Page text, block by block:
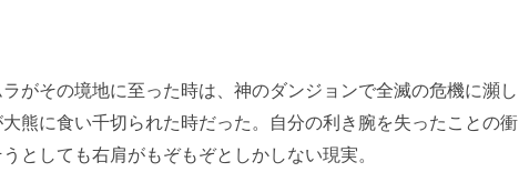
がその境地に至った時は、神のダンジョンで全滅の危機に瀕し
熊に食い千切られた時だった。自分の利き腕を失ったことの衝
としても右肩がもぞもぞとしかしない現実。